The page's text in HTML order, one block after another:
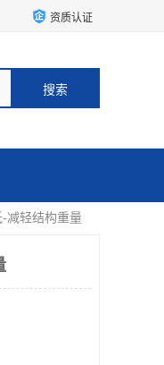
资质认证
减轻结构重量